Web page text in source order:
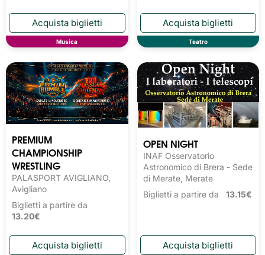
Musica Teatro
PREMIUM
CHAMPIONSHIP
WRESTLING
PALASPORT AVIGLIANO,
Avigliano
Biglietti a partire da
13.20€
OPEN NIGHT
INAF Osservatorio
Astronomico di Brera - Sede
di Merate, Merate
Biglietti a partire da 13.15€